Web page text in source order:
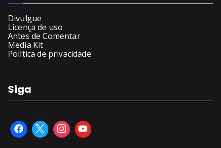
Divulgue
Licença de uso
Antes de Comentar
Media Kit
Política de privacidade
Siga